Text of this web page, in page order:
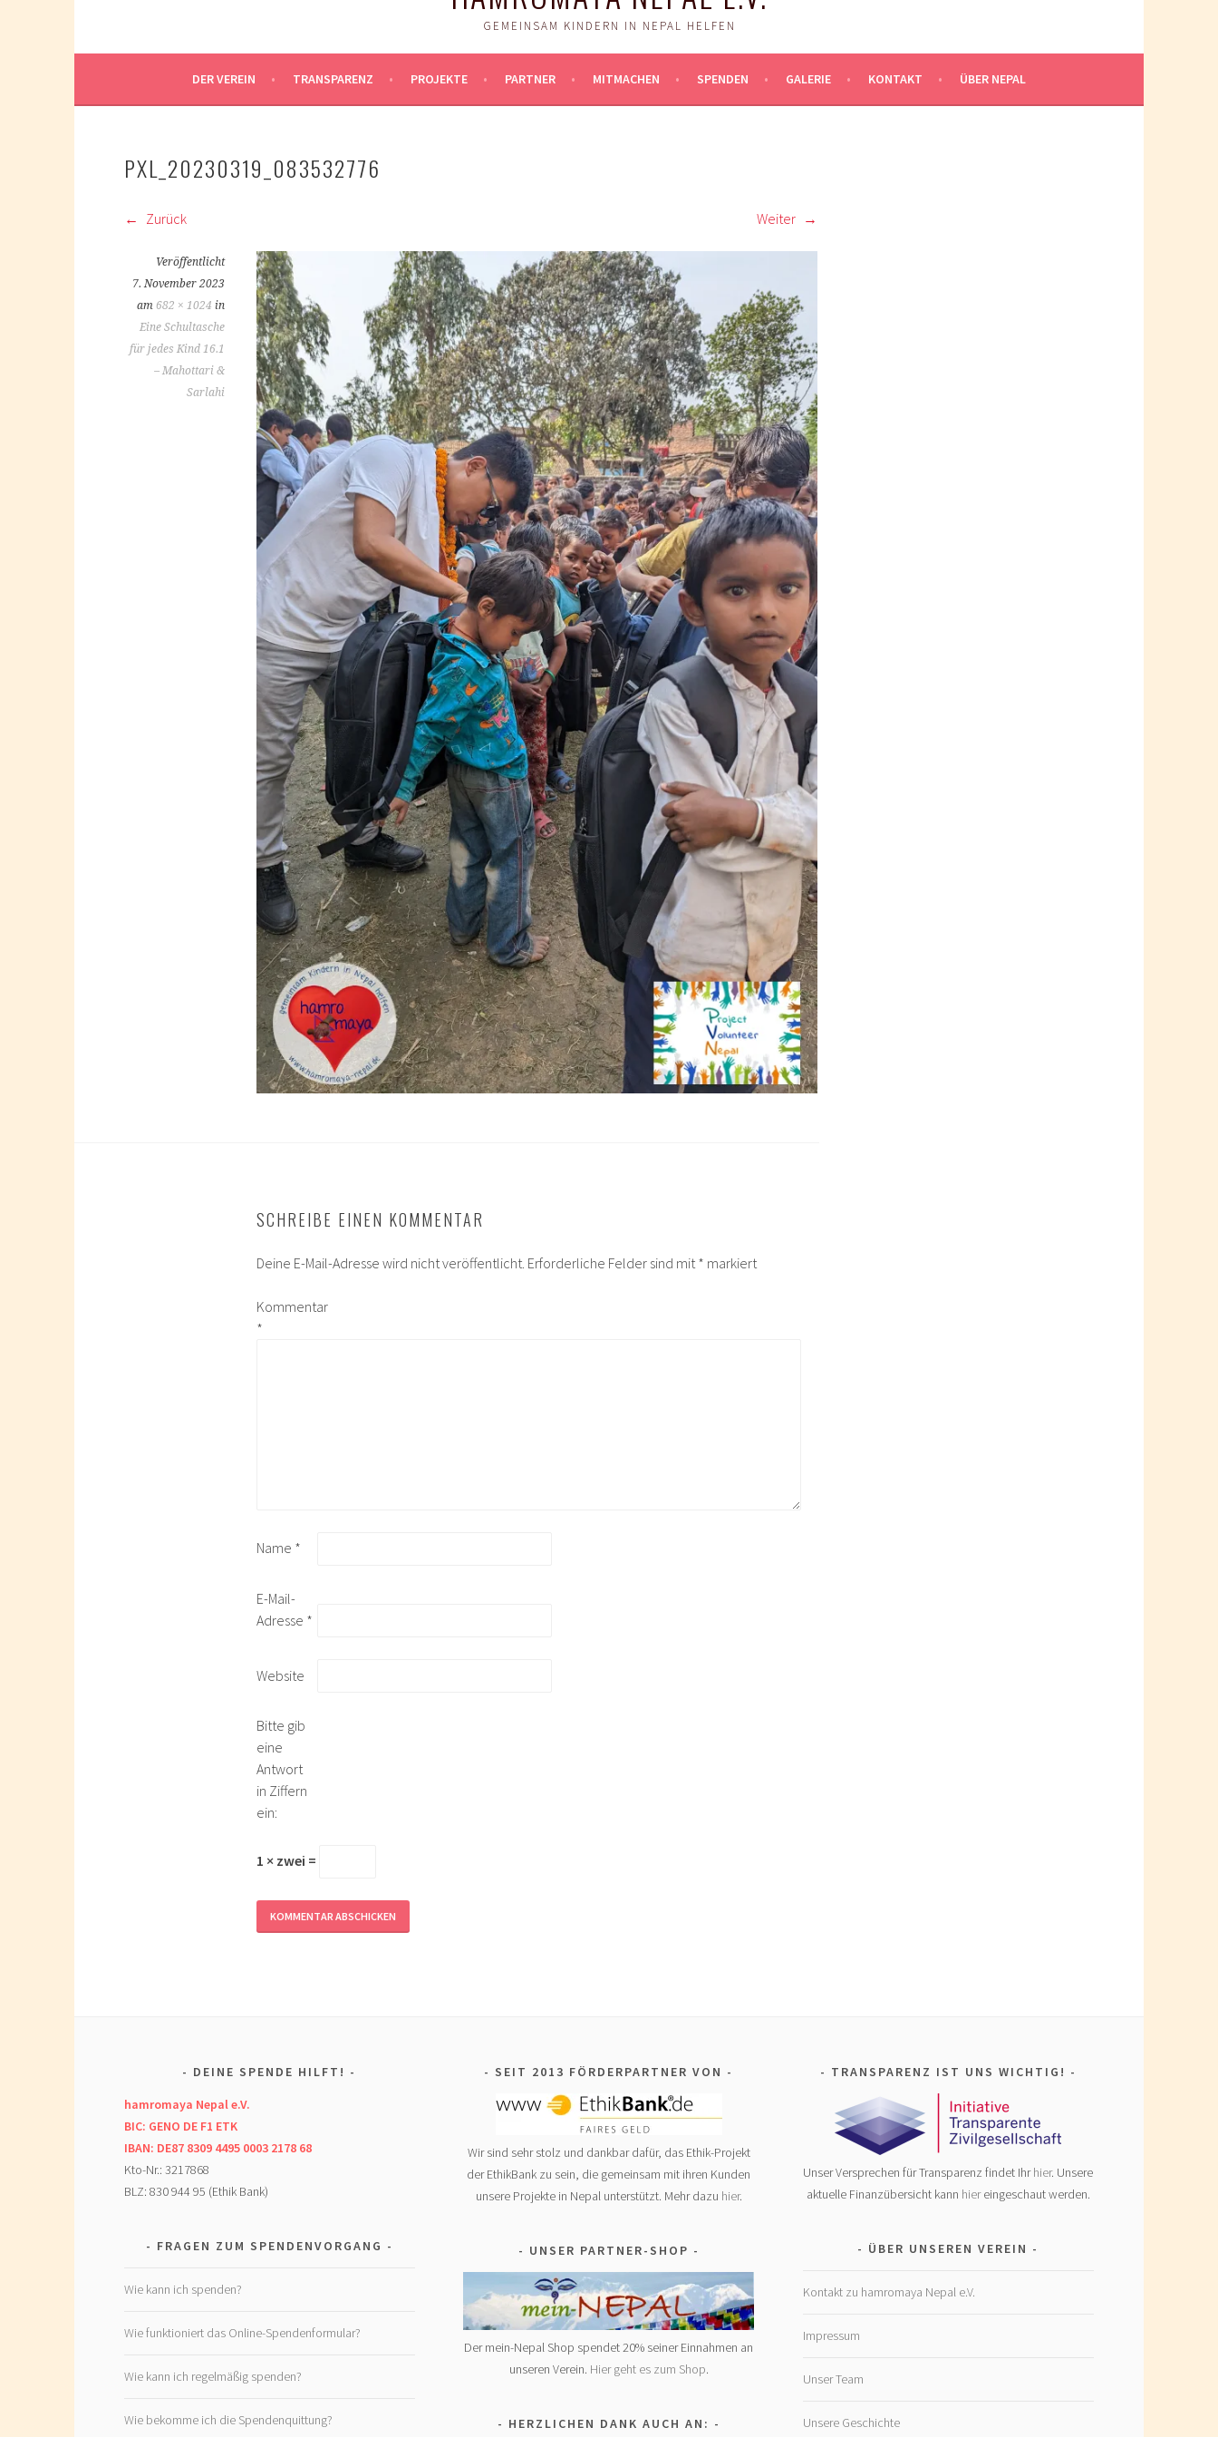
GEMEINSAM KINDERN IN NEPAL HELFEN
DER VEREIN TRANSPARENZ PROJEKTE PARTNER MITMACHEN SPENDEN GALERIE KONTAKT ÜBER NEPAL
PXL_20230319_083532776
Zurück Weiter
Veröffentlicht
7. November 2023
am 682 × 1024 in
Eine Schultasche
für jedes Kind 16.1
– Mahottari &
Sarlahi
SCHREIBE EINEN KOMMENTAR
Deine E-Mail-Adresse wird nicht veröffentlicht. Erforderliche Felder sind mit* markiert
Kommentar
*
Name *
E-Mail-
Adresse *
Website
Bitte gib
eine
Antwort
in Ziffern
ein:
1 × zwei =
DEINE SPENDE HILFT!
hamromaya Nepal e.V.
BIC: GENO DE F1 ETK
IBAN: DE87 8309 4495 0003 2178 68
Kto-Nr.: 3217868
BLZ: 830 944 95 (Ethik Bank)
FRAGEN ZUM SPENDENVORGANG
Wie kann ich spenden?
Wie funktioniert das Online-Spendenformular?
Wie kann ich regelmäßig spenden?
Wie bekomme ich die Spendenquittung?
SEIT 2013 FÖRDERPARTNER VON
Wir sind sehr stolz und dankbar dafür, das Ethik-Projekt
der EthikBank zu sein, die gemeinsam mit ihren Kunden
unsere Projekte in Nepal unterstützt. Mehr dazu hier.
UNSER PARTNER-SHOP
Der mein-Nepal Shop spendet 20% seiner Einnahmen an
unseren Verein. Hier geht es zum Shop.
HERZLICHEN DANK AUCH AN:
TRANSPARENZ IST UNS WICHTIG!
Unser Versprechen für Transparenz findet Ihrhier. Unsere
aktuelle Finanzübersicht kann hiereingeschaut werden.
ÜBER UNSEREN VEREIN
Kontakt zu hamromaya Nepal e.V.
Impressum
Unser Team
Unsere Geschichte